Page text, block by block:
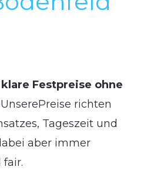
klare Festpreise ohne
UnserePreise richten
Tageszeit und
aber immer